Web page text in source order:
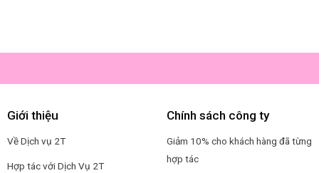
Giới thiệu
Về Dịch vụ 2T
Hợp tác với Dịch Vụ 2T
Chính sách công ty
Giảm 10% cho khách hàng đã từng
hợp tác